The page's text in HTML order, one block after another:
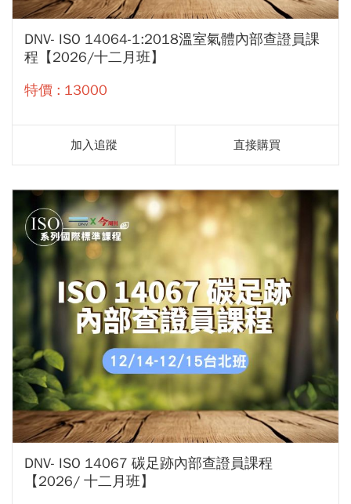
DNV- ISO 14064-1:2018溫室氣體內部查證員課
程【2026/十二月班】
特價 : 13000
加入追蹤 直接購買
DNV- ISO 14067 碳足跡內部查證員課程
【2026/ 十二月班】